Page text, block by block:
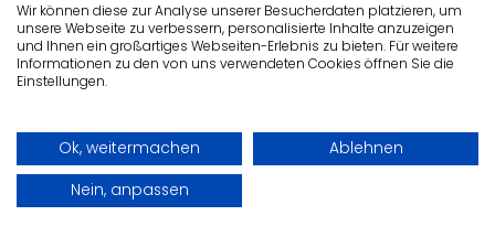
Wir können diese zur Analyse unserer Besucherdaten platzieren, um
unsere Webseite zu verbessern, personalisierte Inhalte anzuzeigen
und Ihnen ein großartiges Webseiten-Erlebnis zu bieten. Für weitere
Informationen zu den von uns verwendeten Cookies öffnen Sie die
Einstellungen.
Ok, weitermachen
Ablehnen
Nein, anpassen